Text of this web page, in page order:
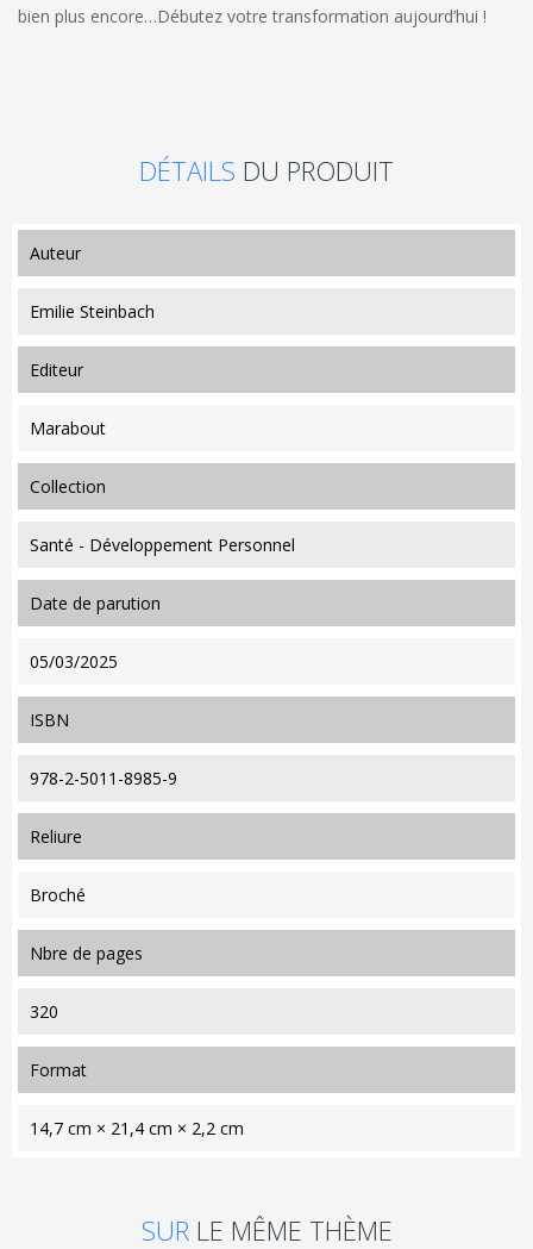
bien plus encore…Débutez votre transformation aujourd’hui !
DÉTAILS DU PRODUIT
auteur
Emilie Steinbach
editeur
Marabout
collection
Santé - Développement Personnel
date de parution
05/03/2025
ISBN
978-2-5011-8985-9
reliure
Broché
nbre de pages
320
format
14,7 cm × 21,4 cm × 2,2 cm
SUR LE MÊME THÈME